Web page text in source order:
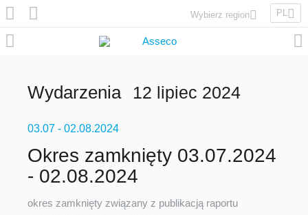
Wybierz region
Asseco Spain
Asseco Central Europe
PL
Wydarzenia 12 lipiec 2024
03.07 - 02.08.2024
Okres zamknięty 03.07.2024
- 02.08.2024
okres zamknięty związany z publikacją raportu